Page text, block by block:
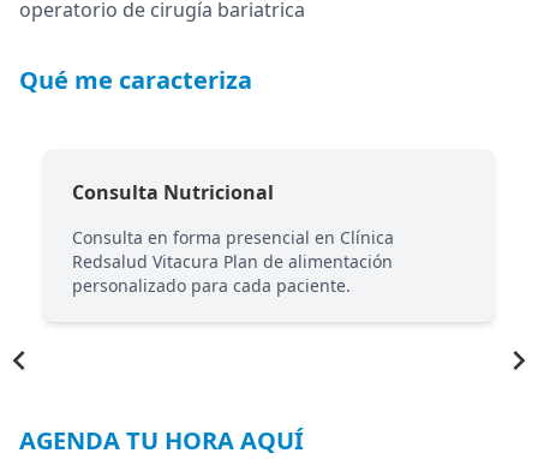
operatorio de cirugía bariatrica
Qué me caracteriza
Consulta Nutricional
Consulta en forma presencial en Clínica
Redsalud Vitacura Plan de alimentación
personalizado para cada paciente.
AGENDA TU HORA AQUÍ